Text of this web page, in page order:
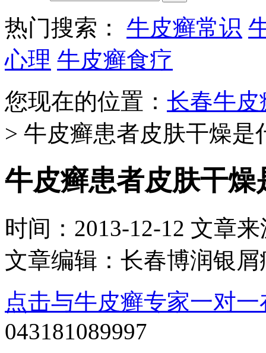
热门搜索： 牛皮癣常识
心理 牛皮癣食疗
您现在的位置： 长春牛皮
> 牛皮癣患者皮肤干燥是
牛皮癣患者皮肤干燥
时间：2013-12-12 文章
文章编辑：长春博润银屑
点击与牛皮癣专家一对
043181089997